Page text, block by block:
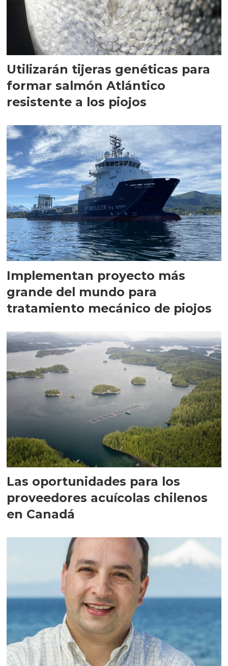
Utilizarán tijeras genéticas para
formar salmón Atlántico
resistente a los piojos
Implementan proyecto más
grande del mundo para
tratamiento mecánico de piojos
Las oportunidades para los
proveedores acuícolas chilenos
en Canadá